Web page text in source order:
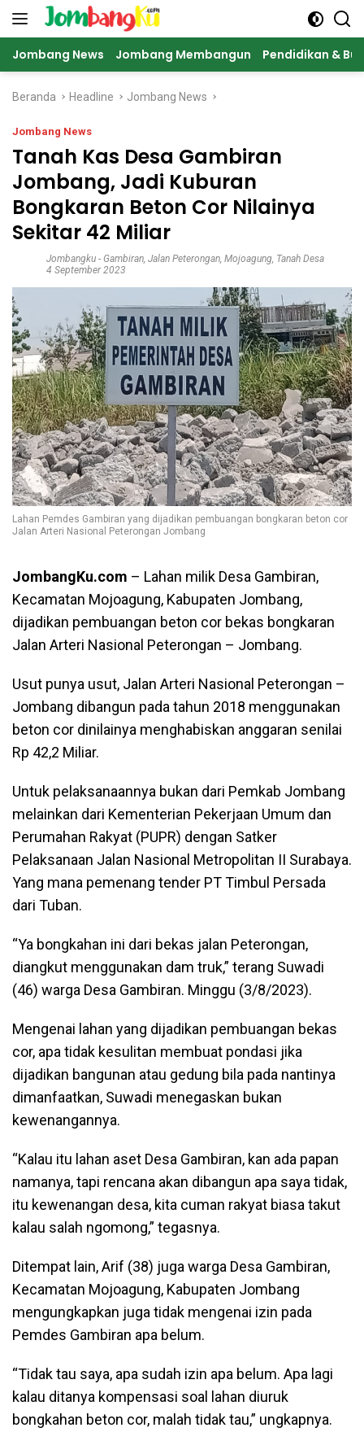
Langsung
Jombang News Jombang Membangun Pendidikan &
Beranda Headline Jombang News
Jombang News
Tanah Kas Desa Gambiran
Jombang, Jadi Kuburan
Bongkaran Beton Cor Nilainya
Sekitar 42 Miliar
Jombangku - Gambiran, Jalan Peterongan, Mojoagung, Tanah Desa
4 September 2023
Lahan Pemdes Gambiran yang dijadikan pembuangan bongkaran beton cor
Jalan Arteri Nasional Peterongan Jombang
JombangKu.com – Lahan milik Desa Gambiran,
Kecamatan Mojoagung, Kabupaten Jombang,
dijadikan pembuangan beton cor bekas bongkaran
Jalan Arteri Nasional Peterongan – Jombang.
Usut punya usut, Jalan Arteri Nasional Peterongan –
Jombang dibangun pada tahun 2018 menggunakan
beton cor dinilainya menghabiskan anggaran senilai
Rp 42,2 Miliar.
Untuk pelaksanaannya bukan dari Pemkab Jombang
melainkan dari Kementerian Pekerjaan Umum dan
Perumahan Rakyat (PUPR) dengan Satker
Pelaksanaan Jalan Nasional Metropolitan II Surabaya.
Yang mana pemenang tender PT Timbul Persada
dari Tuban.
“Ya bongkahan ini dari bekas jalan Peterongan,
diangkut menggunakan dam truk,” terang Suwadi
(46) warga Desa Gambiran. Minggu (3/8/2023).
Mengenai lahan yang dijadikan pembuangan bekas
cor, apa tidak kesulitan membuat pondasi jika
dijadikan bangunan atau gedung bila pada nantinya
dimanfaatkan, Suwadi menegaskan bukan
kewenangannya.
“Kalau itu lahan aset Desa Gambiran, kan ada papan
namanya, tapi rencana akan dibangun apa saya tidak,
itu kewenangan desa, kita cuman rakyat biasa takut
kalau salah ngomong,” tegasnya.
Ditempat lain, Arif (38) juga warga Desa Gambiran,
Kecamatan Mojoagung, Kabupaten Jombang
mengungkapkan juga tidak mengenai izin pada
Pemdes Gambiran apa belum.
“Tidak tau saya, apa sudah izin apa belum. Apa lagi
kalau ditanya kompensasi soal lahan diuruk
bongkahan beton cor, malah tidak tau,” ungkapnya.